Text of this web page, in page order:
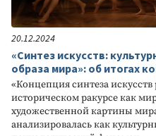
20.12.2024
«Синтез искусств:
образа мира»: об итогах
«Концепция синтеза искусств
историческом ракурсе как
художественной картины
анализировалась как